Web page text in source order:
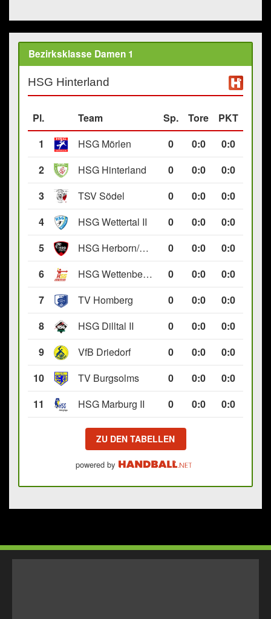
Bezirksklasse Damen 1
HSG Hinterland
Pl. Team Sp. Tore
PKT
1
HSG Mörlen 0 0:0
0:0
2
HSG Hinterland 0 0:0
0:0
3
TSV Södel 0 0:0
0:0
4
HSG Wettertal II 0 0:0
0:0
5
HSG Herborn/Seelbach 0 0:0
0:0
6
HSG Wettenberg III 0 0:0
0:0
7
TV Homberg 0 0:0
0:0
8
HSG Dilltal II 0 0:0
0:0
9
VfB Driedorf 0 0:0
0:0
10
TV Burgsolms 0 0:0
0:0
11
HSG Marburg II 0 0:0 0:0
ZU DEN TABELLEN
powered by